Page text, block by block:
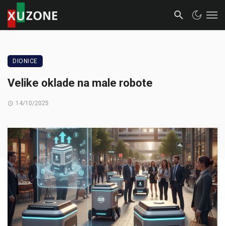
DIONICE
Velike oklade na male robote
14/10/2025